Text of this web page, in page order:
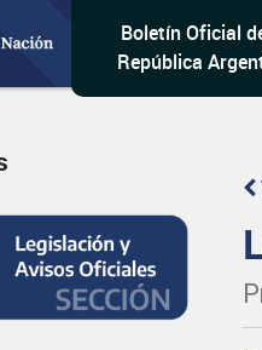
Boletín Oficial
República